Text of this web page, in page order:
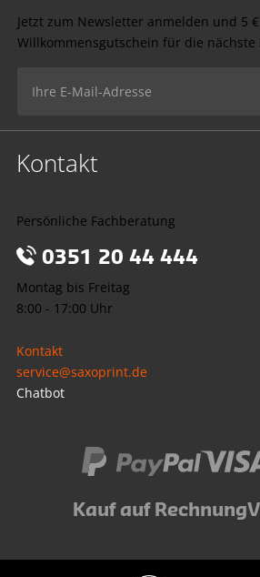
Jetzt zum Newsletter anmelden und 5 €
Willkommensgutschein für die nächste
Kontakt
Persönliche Fachberatung
0351 20 44 444
Montag bis Freitag
8:00 - 17:00 Uhr
Kontakt
service@saxoprint.de
Chatbot
Kauf auf Rechnung